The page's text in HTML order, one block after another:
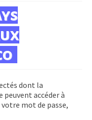
dont la
accéder à
mot de passe,